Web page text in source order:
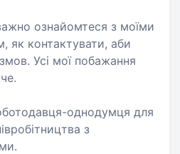
ознайомтеся з моїми
як контактувати, аби
Усі мої побажання
однодумця для
з